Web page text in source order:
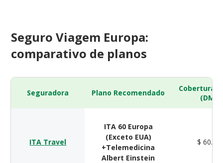
Seguro Viagem Europa:
comparativo de planos
Seguradora Plano Recomendado
Cobertura
(DMH)
ITA Travel
ITA 60 Europa
(Exceto EUA)
+Telemedicina
Albert Einstein
$